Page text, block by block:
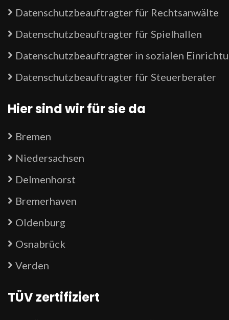
Datenschutzbeauftragter für Rechtsanwälte
Datenschutzbeauftragter für Spielhallen
Datenschutzbeauftragter in sozialen
Datenschutzbeauftragter für Steuerberater
Hier sind wir für sie da
Bremen
Niedersachsen
Delmenhorst
Bremerhaven
Oldenburg
Osnabrück
Verden
TÜV zertifiziert